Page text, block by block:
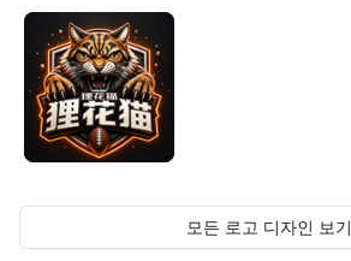
모든 로고 디자인 보기